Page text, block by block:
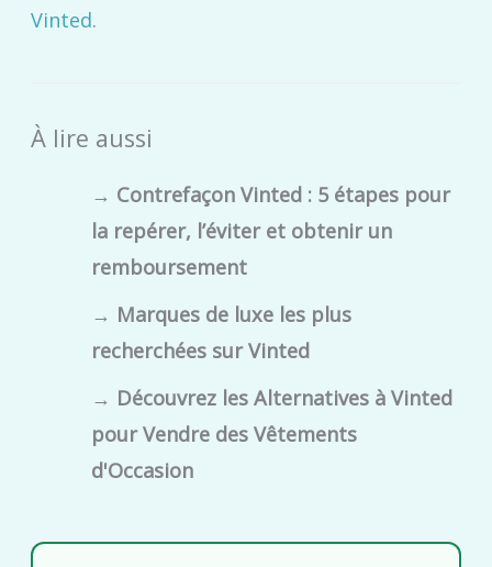
Vinted.
À lire aussi
→ Contrefaçon Vinted : 5 étapes pour
la repérer, l’éviter et obtenir un
remboursement
→ Marques de luxe les plus
recherchées sur Vinted
→ Découvrez les Alternatives à Vinted
pour Vendre des Vêtements
d'Occasion